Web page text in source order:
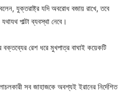
যুক্তরাষ্ট্র যদি অবরোধ বজায় রাখে, তবে
পাল্টা ব্যবস্থা নেবে।
বক্তব্যের রেশ ধরে মুখপাত্র বাঘাই কয়েকটি
সব জাহাজকে অবশ্যই ইরানের নির্দেশিত